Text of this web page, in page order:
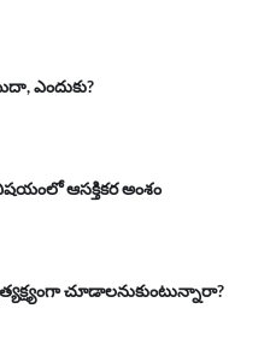
ఎందుకు?
ఆసక్తికర అంశం
చూడాలనుకుంటున్నారా?